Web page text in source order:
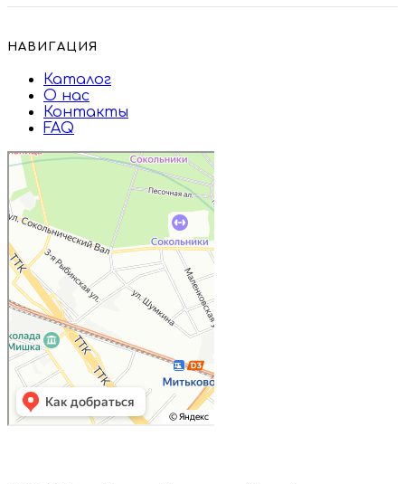
НАВИГАЦИЯ
Каталог
О нас
Контакты
FAQ
Дружба
Пищевые ингредиенты и специи в
Москве
Магазин подарков и сувениров в
Москве